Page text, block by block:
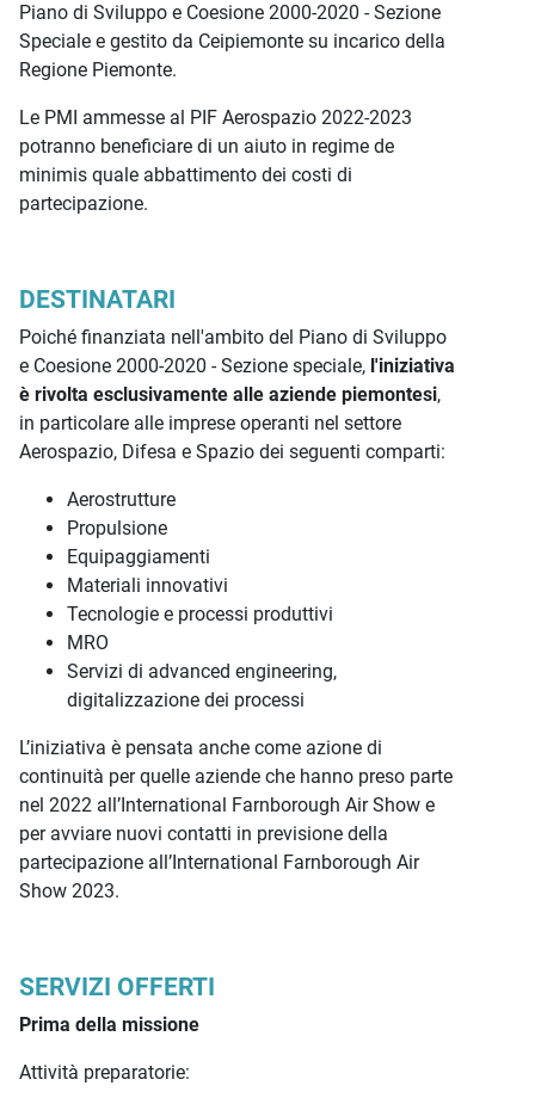
Piano di Sviluppo e Coesione 2000-2020 - Sezione
Speciale e gestito da Ceipiemonte su incarico della
Regione Piemonte.
Le PMI ammesse al PIF Aerospazio 2022-2023
potranno beneficiare di un aiuto in regime de
minimis quale abbattimento dei costi di
partecipazione.
DESTINATARI
Poiché finanziata nell'ambito del Piano di Sviluppo
e Coesione 2000-2020 - Sezione speciale, l'iniziativa
è rivolta esclusivamente alle aziende piemontesi,
in particolare alle imprese operanti nel settore
Aerospazio, Difesa e Spazio dei seguenti comparti:
Aerostrutture
Propulsione
Equipaggiamenti
Materiali innovativi
Tecnologie e processi produttivi
MRO
Servizi di advanced engineering,
digitalizzazione dei processi
L’iniziativa è pensata anche come azione di
continuità per quelle aziende che hanno preso parte
nel 2022 all’International Farnborough Air Show e
per avviare nuovi contatti in previsione della
partecipazione all’International Farnborough Air
Show 2023.
SERVIZI OFFERTI
Prima della missione
Attività preparatorie: